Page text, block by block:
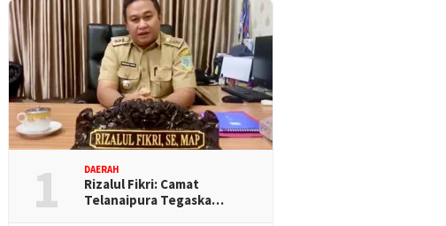
1 DAERAH
Rizalul Fikri: Camat
Telanaipura Tegaska…